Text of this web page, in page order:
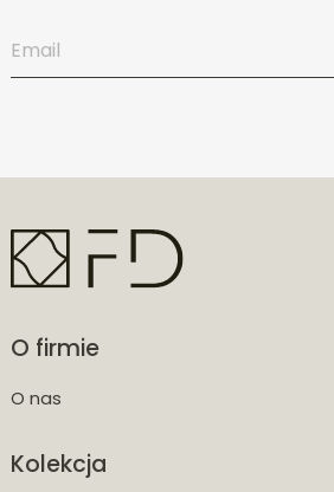
O firmie
O nas
Kolekcja